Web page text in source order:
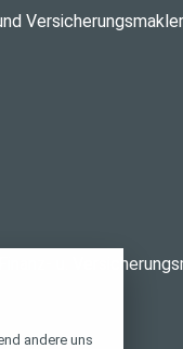
u.
andere uns